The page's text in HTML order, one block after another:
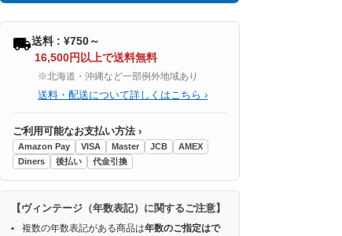
送料 : ¥750～
16,500円以上で送料無料
※北海道・沖縄など一部例外地域あり
送料・配送について詳しくはこちら ›
ご利用可能なお支払い方法 ›
Amazon Pay VISA Master JCB
AMEX
Diners
後払い 代金引換
【ヴィンテージ（年数表記）に関するご注意】
複数の年数表記がある商品は年数のご指定はで